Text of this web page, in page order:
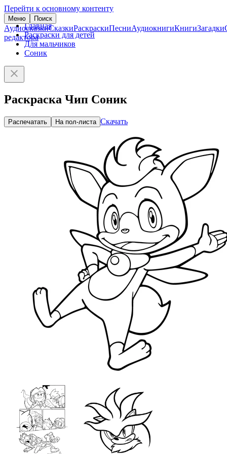
Перейти к основному контенту
Меню Поиск
АудиосказкиСказкиРаскраскиПесниАудиокнигиКнигиЗагадки
редактора
Главная
Раскраски для детей
Для мальчиков
Соник
Раскраска Чип Соник
Распечатать На пол-листа Скачать